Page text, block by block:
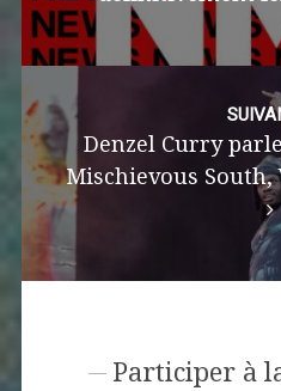
Denzel Curry
Mischievous South,
Participer à